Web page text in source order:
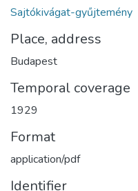
Sajtókivágat-gyűjtemény
Place, address
Budapest
Temporal coverage
1929
Format
application/pdf
Identifier